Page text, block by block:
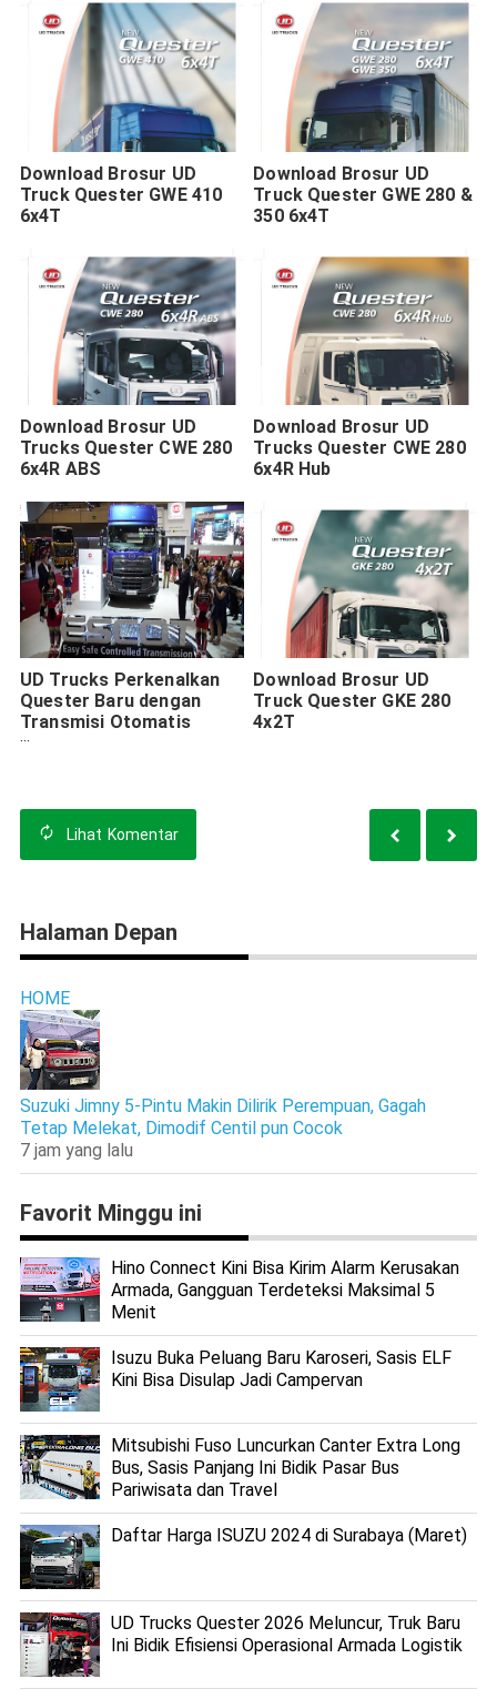
Download Brosur UD
Truck Quester GWE 410
6x4T
Download Brosur UD
Truck Quester GWE 280 &
350 6x4T
Download Brosur UD
Trucks Quester CWE 280
6x4R ABS
Download Brosur UD
Trucks Quester CWE 280
6x4R Hub
UD Trucks Perkenalkan
Quester Baru dengan
Transmisi Otomatis
ESCOT di GIIAS 2024
Download Brosur UD
Truck Quester GKE 280
4x2T
Lihat Komentar
Halaman Depan
HOME
Suzuki Jimny 5-Pintu Makin Dilirik Perempuan, Gagah
Tetap Melekat, Dimodif Centil pun Cocok
7 jam yang lalu
Favorit Minggu ini
Hino Connect Kini Bisa Kirim Alarm Kerusakan
Armada, Gangguan Terdeteksi Maksimal 5
Menit
Isuzu Buka Peluang Baru Karoseri, Sasis ELF
Kini Bisa Disulap Jadi Campervan
Mitsubishi Fuso Luncurkan Canter Extra Long
Bus, Sasis Panjang Ini Bidik Pasar Bus
Pariwisata dan Travel
Daftar Harga ISUZU 2024 di Surabaya (Maret)
UD Trucks Quester 2026 Meluncur, Truk Baru
Ini Bidik Efisiensi Operasional Armada Logistik